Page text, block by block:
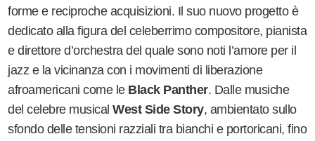
forme e reciproche acquisizioni. Il suo nuovo progetto è
dedicato alla figura del celeberrimo compositore, pianista
e direttore d’orchestra del quale sono noti l ’amore per il
jazz e la vicinanza con i movimenti di liberazione
afroamericani come le Black Panther. Dalle musiche
del celebre musicalWest Side Story, ambientato sullo
sfondo delle tensioni razziali tra bianchi e portoricani, fino